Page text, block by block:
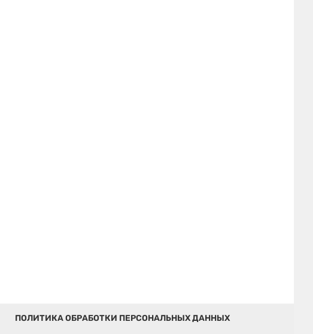
ПОЛИТИКА ОБРАБОТКИ ПЕРСОНАЛЬНЫХ ДАННЫХ